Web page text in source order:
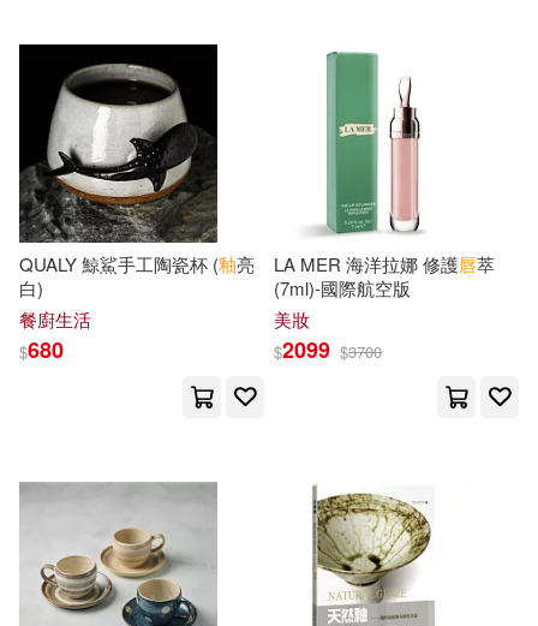
彭學軍(1) 彭心怡(1)
徐利華(1)
徐熙武（主編）(1)
志賀乃夷織(1) 悅然(1)
文靜子(1)
新北市立鶯歌陶瓷博物館(1)
方文山(1) 旻滄著(1)
望月あやか(1) 朱夢夏 著(1)
海燕出版社(1)
清涼音文化(1)
湖南師範大學出版社(1)
漢湘文化(1)
白泉社(1)
百花文藝出版社(1)
禾禾文化(1)
QUALY 鯨鯊手工陶瓷杯 (釉亮
白)
餐廚生活
$680
LA MER 海洋拉娜 修護唇萃
(7ml)-國際航空版
美妝
$2099 $3700